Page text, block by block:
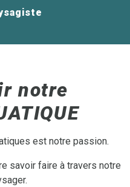
notre
est notre passion.
savoir faire à travers notre